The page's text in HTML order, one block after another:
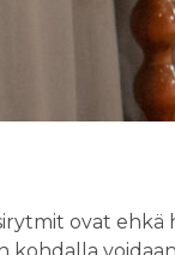
ovat ehkä